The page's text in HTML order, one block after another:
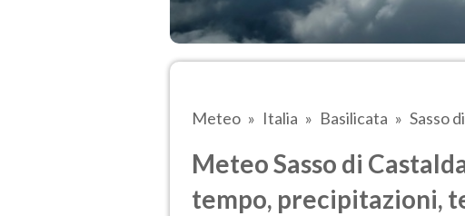
Meteo Italia Basilicata Sasso
Meteo Sasso di
tempo, precipitazioni,